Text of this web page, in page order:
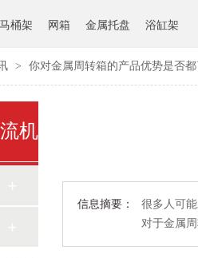
桶架 网箱 金属托盘 浴缸架
> 你对金属周转箱的产品优势是否
信息摘要：
很多人可能
对于金属
机